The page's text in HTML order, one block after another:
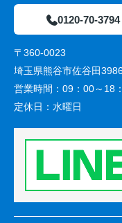
0120-70-3794
〒360-0023
埼玉県熊谷市佐谷田
営業時間： 09：00～18
定休日： 水曜日